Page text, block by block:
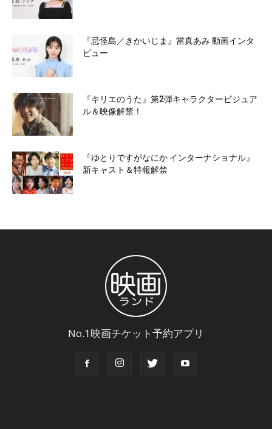
『忌怪島／きかいじま』當真あみ 動画インタ
ビュー
『キリエのうた』第2弾キャラクタービジュア
ル＆映像解禁！
『ゆとりですがなにか インターナショナル』
新キャスト＆特報解禁
No.1映画チケット予約アプリ